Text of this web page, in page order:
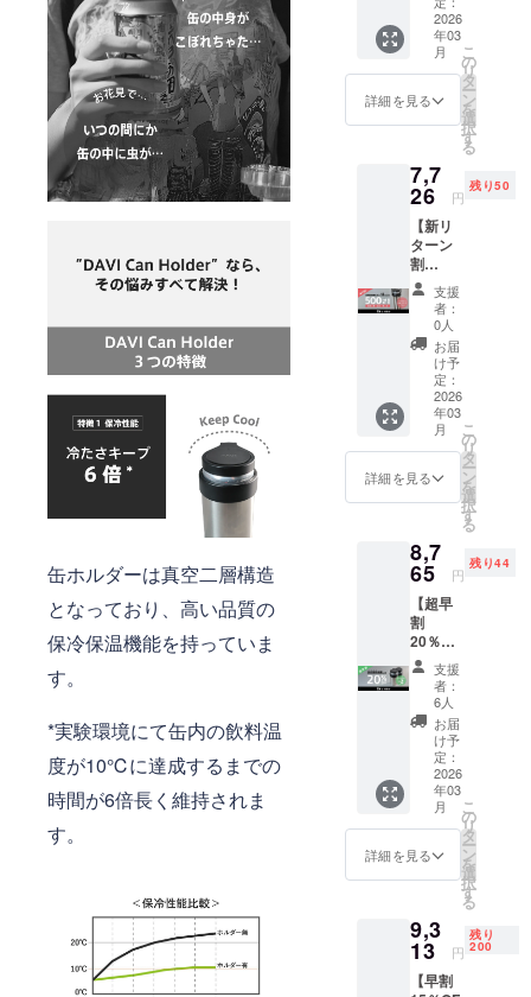
缶ホルダーは真空二層構造
となっており、高い品質の
保冷保温機能を持っていま
す。
*実験環境にて缶内の飲料温
度が10℃に達成するまでの
時間が6倍長く維持されま
す。
す。
表示価
格は送
料込み
です ※
ご注文
給状
況、製
上の都
合など
により
出荷時
期が遅
れる場
合がご
ざいま
す。
スト
ラップ×
１本 ■
価格 [本
体価格
15%OF
（税
込）] +
[送料：
1,200
円] 一般
販売予
定価
格：
7,128円
（税
込） ※
表示価
格は送
料込み
です。
※ご注文
状況、
況、製
造工程
合など
により
出荷時
期が遅
れる場
合がご
ざいま
す。
2026
年03
月
詳細を見る
こ
の
リ
タ
ー
ン
を
選
択
す
る
7,7
26 円
残り50
【新リ
ターン
割
15％OF
F】 ■リ
ターン
内容 ・
CanHol
der（50
0ml缶対
応 ）×
１セッ
ト ・専
用スト
ラップ×
体価格
15%OF
F：
6,526円
（税
込）] +
[送料：
1,200
円] 一般
販売予
定価
格：
7,678円
（税
込） ※
表示価
格は送
状況、
使用部
給状
支援
者：
0人
お届
け予
定：
2026
年03
月
詳細を見る
こ
の
リ
タ
ー
ン
を
選
択
す
る
8,7
65 円
残り44
【超早
割
20％OF
F】 ■リ
ターン
内容 ・
CanHol
der ×２
セット
■価格
本体価
20%OF
F：
8,765円
般販売
予定価
格：
10,956
支援
者：
6人
お届
け予
定：
2026
年03
月
詳細を見る
こ
の
リ
タ
ー
ン
を
選
択
す
る
9,3
13 円
残り
200
【早割